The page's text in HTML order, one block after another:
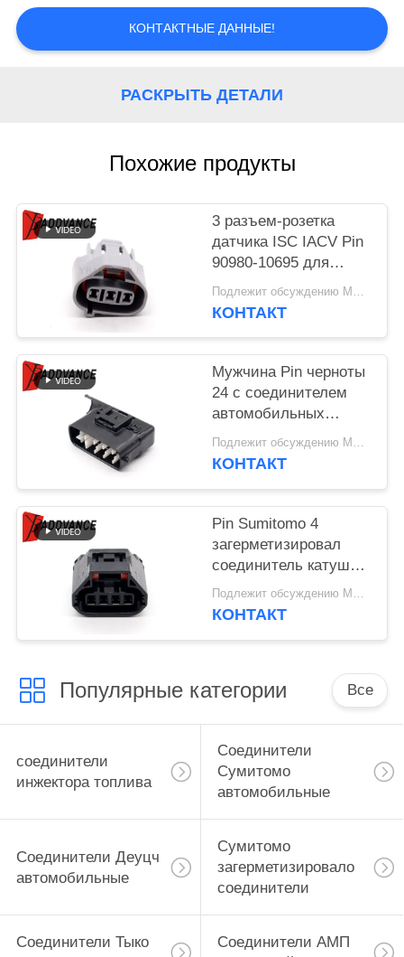
САЙТА
КОНФИДЕНЦИАЛЬНОСТИ
КОНТАКТНЫЕ ДАННЫЕ!
РАСКРЫТЬ ДЕТАЛИ
Похожие продукты
3 разъем-розетка
датчика ISC IACV Pin
90980-10695 для
Тойота Lexus
Подлежит обсуждению MOQ:100 БЛОКОВ
КОНТАКТ
Мужчина Pin черноты
24 с соединителем
автомобильных
деталей гнезда
задней части 6188-
Подлежит обсуждению MOQ:100 БЛОКОВ
КОНТАКТ
Pin Sumitomo 4
загерметизировал
соединитель катушки
зажигания 6189-7188
для Mazda Atenza
Подлежит обсуждению MOQ:100 БЛОКОВ
КОНТАКТ
Популярные категории Все
соединители
инжектора топлива
Соединители
Сумитомо
автомобильные
Соединители Деуцч
автомобильные
Сумитомо
загерметизировало
соединители
Соединители Тыко
Соединители АМП